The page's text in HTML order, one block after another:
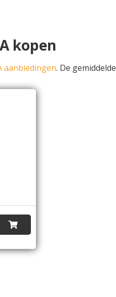
kopen
aanbiedingen. De gemiddelde